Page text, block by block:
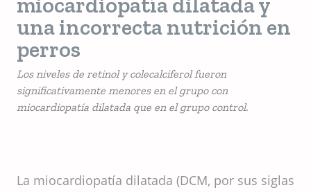
una incorrecta nutrición en
perros
Los niveles de retinol y colecalciferol fueron
significativamente menores en el grupo con
miocardiopatía dilatada que en el grupo control.
La miocardiopatía dilatada (DCM, por sus siglas